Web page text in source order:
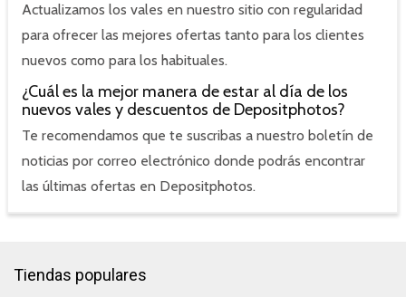
Actualizamos los vales en nuestro sitio con regularidad
para ofrecer las mejores ofertas tanto para los clientes
nuevos como para los habituales.
¿Cuál es la mejor manera de estar al día de los
nuevos vales y descuentos de Depositphotos?
Te recomendamos que te suscribas a nuestro boletín de
noticias por correo electrónico donde podrás encontrar
las últimas ofertas en Depositphotos.
Tiendas populares